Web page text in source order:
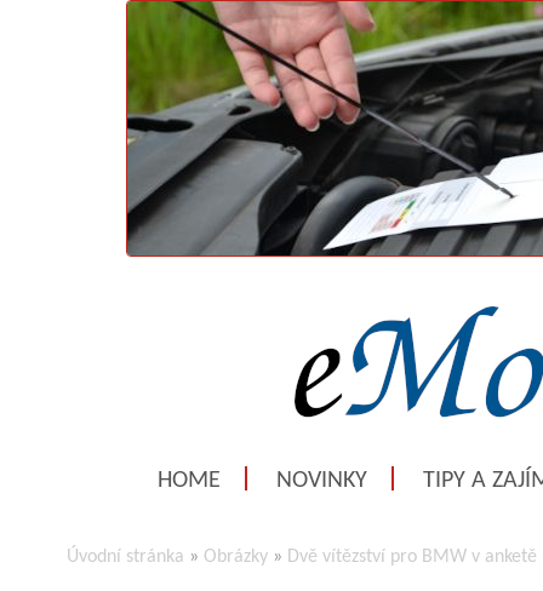
HOME NOVINKY TIPY A
Úvodní stránka » Obrázky » Dvě vítězství pro BMW v